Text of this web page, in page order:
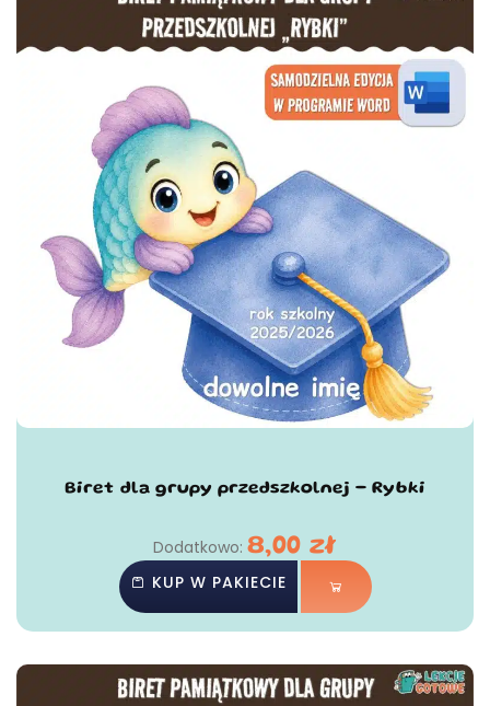
Biret dla grupy przedszkolnej - Rybki
Dodatkowo:8,00zł
KUP W PAKIECIE